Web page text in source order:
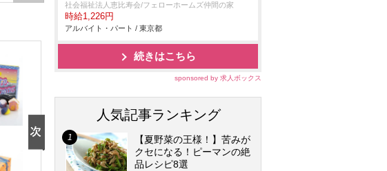
社会福祉法人恵比寿会/フェローホームズ仲間の家
時給1,226円
アルバイト・パート / 東京都
続きはこちら
sponsored by 求人ボックス
人気記事ランキング
【夏野菜の王様！】苦みが
クセになる！ピーマンの絶
品レシピ8選